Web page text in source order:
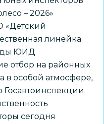
– 2026»
«Детский
линейка
ЮИД
отбор на районных
в особой атмосфере,
сегодня